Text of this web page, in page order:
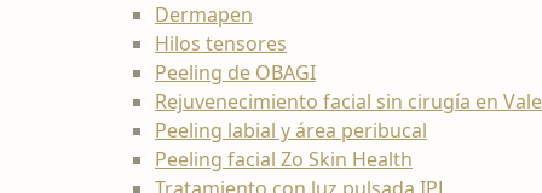
Dermapen
Hilos tensores
Peeling de OBAGI
Rejuvenecimiento facial sin cirugía en
Peeling labial y área peribucal
Peeling facial Zo Skin Health